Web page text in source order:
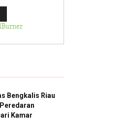
Bengkalis Riau
Kamar